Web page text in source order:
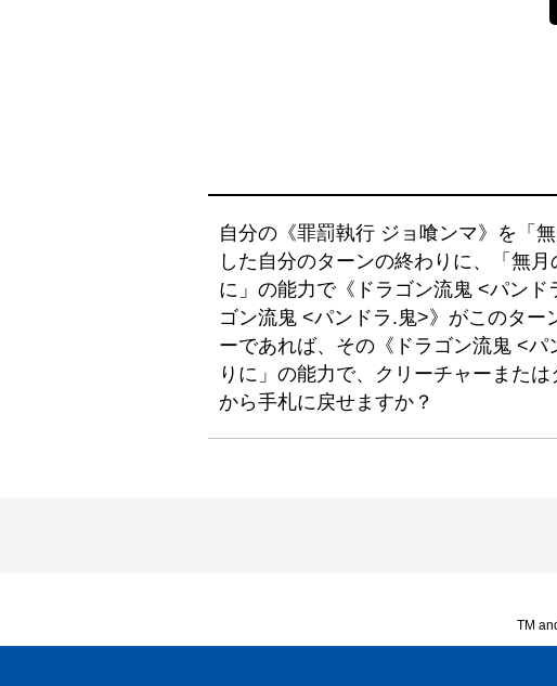
自分の《罪罰執行 ジョ喰ンマ》を「
した自分のターンの終わりに、「無
に」の能力で《ドラゴン流鬼 <パン
ゴン流鬼 <パンドラ.鬼>》がこのター
ーであれば、その《ドラゴン流鬼 <
りに」の能力で、クリーチャーまた
から手札に戻せますか？
TM